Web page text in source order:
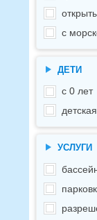
с
ДЕТИ
с 0 лет
УСЛУГИ